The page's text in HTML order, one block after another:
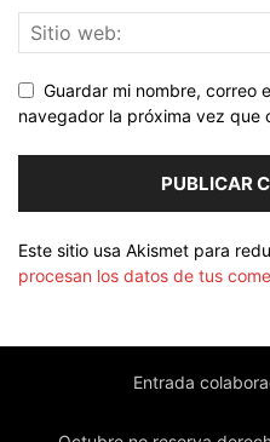
Guardar mi nombre, correo
navegador la próxima vez que
Este sitio usa Akismet para
procesan los datos de tus
Entrada